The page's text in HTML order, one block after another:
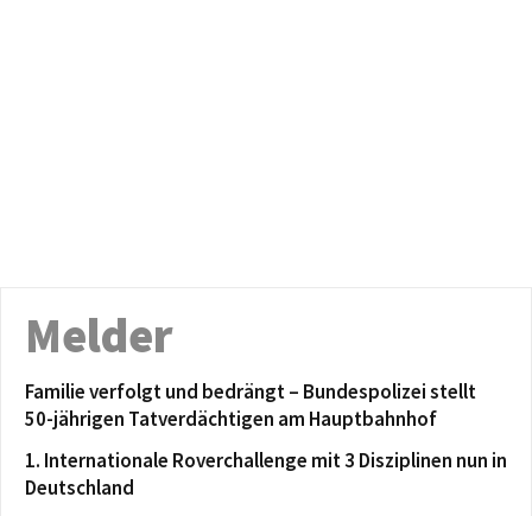
Melder
Familie verfolgt und bedrängt – Bundespolizei stellt
50-jährigen Tatverdächtigen am Hauptbahnhof
1. Internationale Roverchallenge mit 3 Disziplinen nun in
Deutschland